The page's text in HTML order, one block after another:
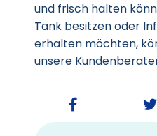
und frisch halten
Tank besitzen oder
erhalten möchten,
unsere